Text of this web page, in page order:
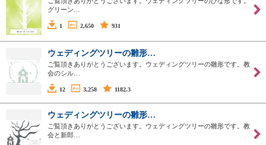
グリーン…
1 2,650 931
ウェディングツリーの雛形…
ご覧頂きありがとうございます。ウェディングツリーの雛形です。教
会のシル…
12 3,258 1182.3
ウェディングツリーの雛形…
ご覧頂きありがとうございます。ウェディングツリーの雛形です。教
会と新郎…